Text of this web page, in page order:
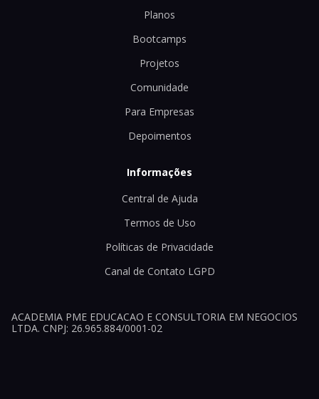
Planos
Bootcamps
Projetos
Comunidade
Para Empresas
Depoimentos
Informações
Central de Ajuda
Termos de Uso
Políticas de Privacidade
Canal de Contato LGPD
ACADEMIA PME EDUCACAO E CONSULTORIA EM NEGOCIOS
LTDA. CNPJ: 26.965.884/0001-02